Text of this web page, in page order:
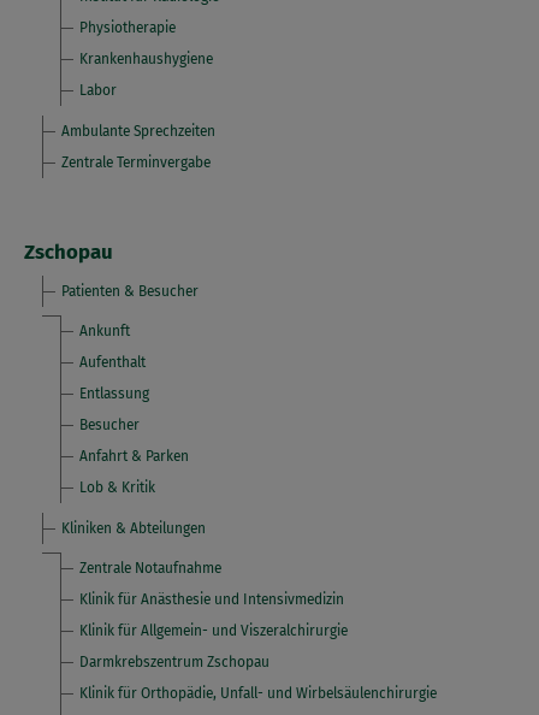
Physiotherapie
Krankenhaushygiene
Labor
Ambulante Sprechzeiten
Zentrale Terminvergabe
Zschopau
Patienten & Besucher
Ankunft
Aufenthalt
Entlassung
Besucher
Anfahrt & Parken
Lob & Kritik
Kliniken & Abteilungen
Zentrale Notaufnahme
Klinik für Anästhesie und Intensivmedizin
Klinik für Allgemein- und Viszeralchirurgie
Darmkrebszentrum Zschopau
Klinik für Orthopädie, Unfall- und Wirbelsäulenchirurgie